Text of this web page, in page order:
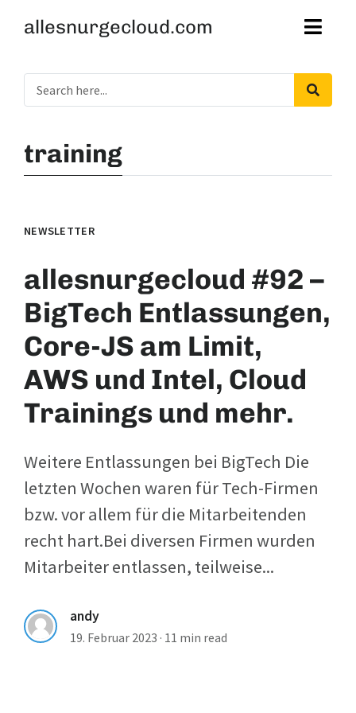
allesnurgecloud.com
training
NEWSLETTER
allesnurgecloud #92 –
BigTech Entlassungen,
Core-JS am Limit,
AWS und Intel, Cloud
Trainings und mehr.
Weitere Entlassungen bei BigTech Die
letzten Wochen waren für Tech-Firmen
bzw. vor allem für die Mitarbeitenden
recht hart.Bei diversen Firmen wurden
Mitarbeiter entlassen, teilweise...
andy
19. Februar 2023 · 11 min read